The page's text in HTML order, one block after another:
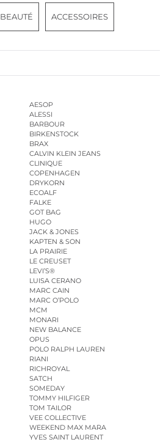
BEAUTÉ ACCESSOIRES
AESOP
ALESSI
BARBOUR
BIRKENSTOCK
BRAX
CALVIN KLEIN JEANS
CLINIQUE
COPENHAGEN
DRYKORN
ECOALF
FALKE
GOT BAG
HUGO
JACK & JONES
KAPTEN & SON
LA PRAIRIE
LE CREUSET
LEVI’S®
LUISA CERANO
MARC CAIN
MARC O’POLO
MCM
MONARI
NEW BALANCE
OPUS
POLO RALPH LAUREN
RIANI
RICHROYAL
SATCH
SOMEDAY
TOMMY HILFIGER
TOM TAILOR
VEE COLLECTIVE
WEEKEND MAX MARA
YVES SAINT LAURENT